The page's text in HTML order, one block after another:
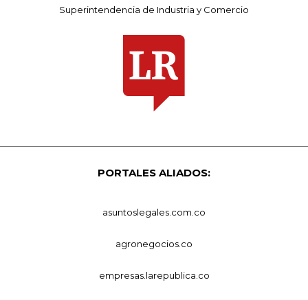
Superintendencia de Industria y Comercio
PORTALES ALIADOS:
asuntoslegales.com.co
agronegocios.co
empresas.larepublica.co